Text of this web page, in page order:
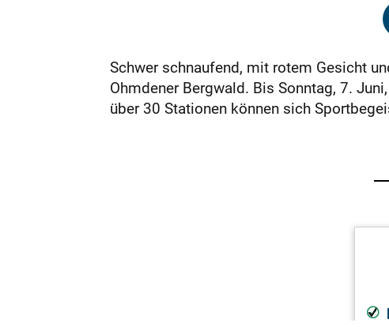
Schwer schnaufend, mit rotem Gesicht
Ohmdener Bergwald. Bis Sonntag, 7.
über 30 Stationen können sich